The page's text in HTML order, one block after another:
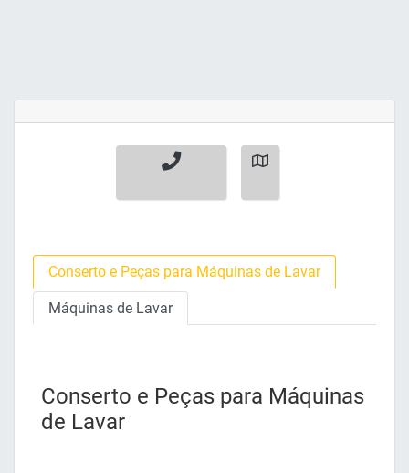
Conserto e Peças para Máquinas de Lavar
Máquinas de Lavar
Conserto e Peças para Máquinas
de Lavar